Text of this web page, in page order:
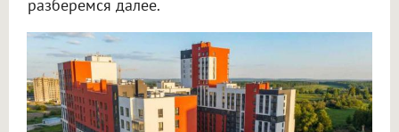
разберемся далее.